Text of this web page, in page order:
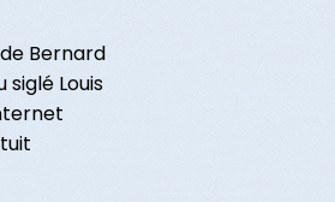
Bernard
Louis